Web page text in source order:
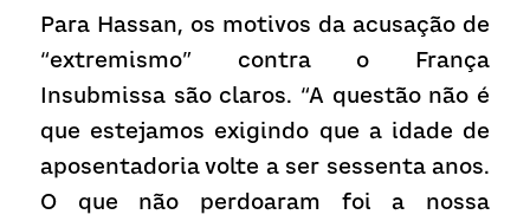
Para Hassan, os motivos da acusação de
“extremismo” contra o França
Insubmissa são claros. “A questão não é
que estejamos exigindo que a idade de
aposentadoria volte a ser sessenta anos.
O que não perdoaram foi a nossa